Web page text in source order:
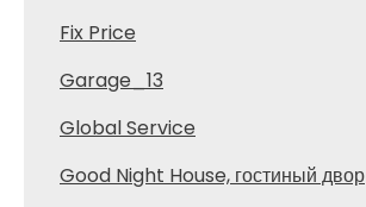
Fix Price
Garage_13
Global Service
Good Night House, гостиный двор